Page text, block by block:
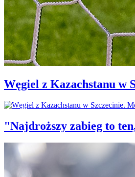
Węgiel z Kazachstanu w
"Najdroższy zabieg to